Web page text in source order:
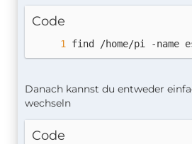
Code
find /home/pi -name
Danach kannst du entweder
wechseln
Code